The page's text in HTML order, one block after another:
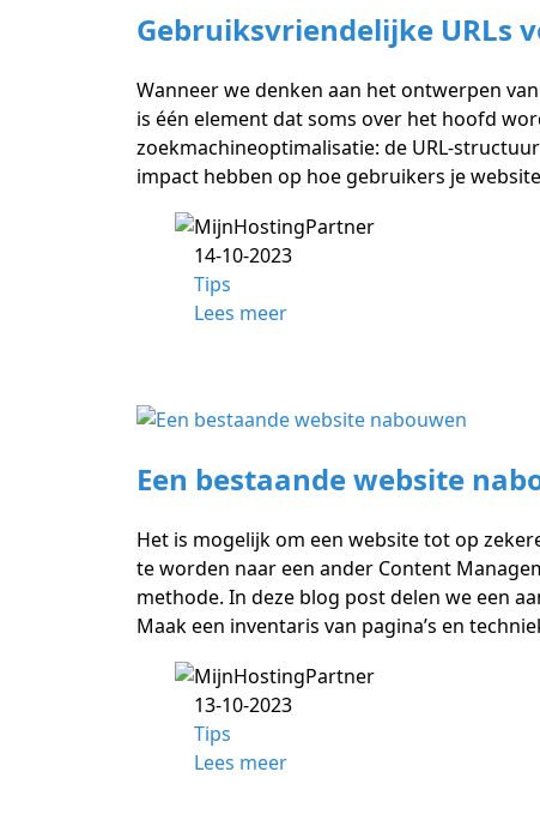
Gebruiksvriendelijke URLs
Wanneer we denken aan het ontwerpen
is één element dat soms over het hoofd
zoekmachineoptimalisatie: de URL-
impact hebben op hoe gebruikers je
14-10-2023
Tips
Lees meer
Een bestaande website
Het is mogelijk om een website tot op
te worden naar een ander Content
methode. In deze blog post delen we een
Maak een inventaris van pagina’s en
13-10-2023
Tips
Lees meer